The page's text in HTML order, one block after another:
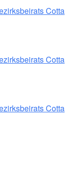
Cotta
Cotta
Cotta